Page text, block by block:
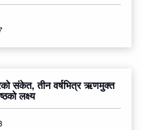
संकेत, तीन वर्षभित्र ऋणमुक्त
लक्ष्य